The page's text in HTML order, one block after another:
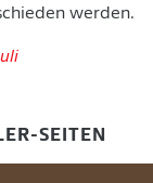
werden.
SEITEN